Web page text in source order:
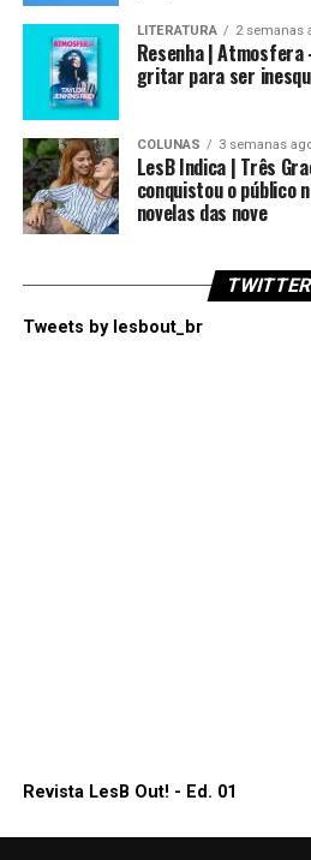
LITERATURA 2 semanas
Resenha |
gritar para ser
COLUNAS 3 semanas
LesB Indica | Três
conquistou o público
novelas das nove
TWITTER
Tweets by lesbout_br
Revista LesB Out! - Ed. 01